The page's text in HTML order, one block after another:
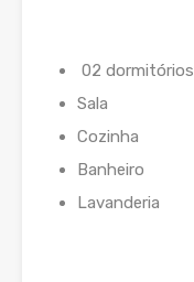
02 dormitórios
Sala
Cozinha
Banheiro
Lavanderia